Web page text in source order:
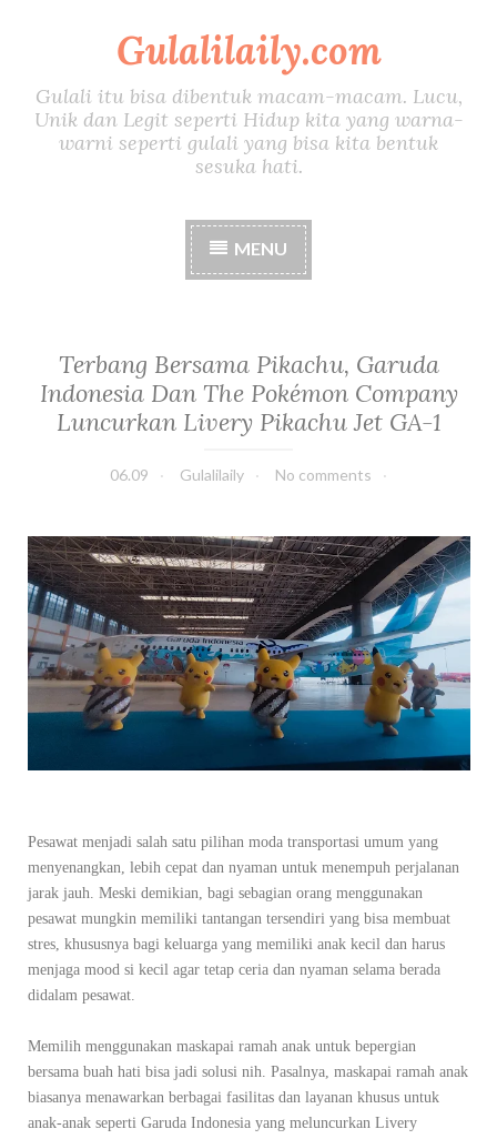
p
Gulalilaily.com
Gulali itu bisa dibentuk macam-macam. Lucu,
Unik dan Legit seperti Hidup kita yang warna-
warni seperti gulali yang bisa kita bentuk
sesuka hati.
MENU
Terbang Bersama Pikachu, Garuda
Indonesia Dan The Pokémon Company
Luncurkan Livery Pikachu Jet GA-1
06.09 Gulalilaily No comments
Pesawat menjadi salah satu pilihan moda transportasi umum yang
menyenangkan, lebih cepat dan nyaman untuk menempuh perjalanan
jarak jauh. Meski demikian, bagi sebagian orang menggunakan
pesawat mungkin memiliki tantangan tersendiri yang bisa membuat
stres, khususnya bagi keluarga yang memiliki anak kecil dan harus
menjaga mood si kecil agar tetap ceria dan nyaman selama berada
didalam pesawat.
Memilih menggunakan maskapai ramah anak untuk bepergian
bersama buah hati bisa jadi solusi nih. Pasalnya, maskapai ramah anak
biasanya menawarkan berbagai fasilitas dan layanan khusus untuk
anak-anak seperti Garuda Indonesia yang meluncurkan Livery